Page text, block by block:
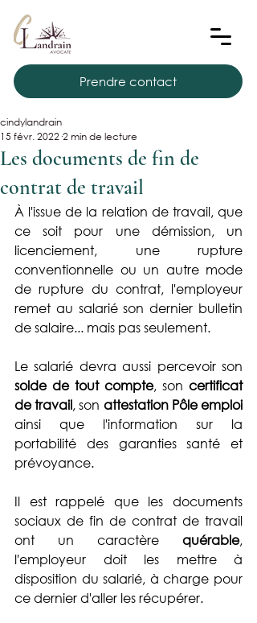
Prendre contact
Les documents de fin de
contrat de travail
cindylandrain
15 févr. 2022 2 min de lecture
À l'issue de la relation de travail, que
ce soit pour une démission, un
licenciement, une rupture
conventionnelle ou un autre mode
de rupture du contrat, l'employeur
remet au salarié son dernier bulletin
de salaire... mais pas seulement.
solde de tout compte, son certificat
de travail, son
attestation Pôle emploi
ainsi que l'information sur
la
portabilité des garanties santé et
prévoyance.
Il est rappelé que les documents
sociaux de fin de contrat de travail
ont un caractère quérable,
l'employeur doit les mettre à
disposition du salarié, à charge pour
ce dernier d'aller les récupérer.